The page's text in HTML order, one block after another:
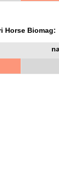
Horse Biomag: